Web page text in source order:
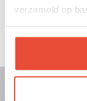
verzameld op